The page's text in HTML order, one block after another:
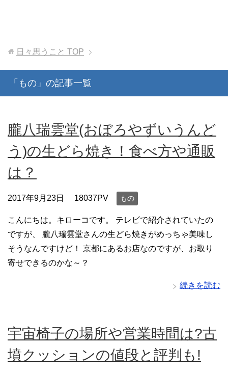
日々思うこと TOP
「もの」の記事一覧
朧八瑞雲堂(おぼろやずいうんど
う)の生どら焼き！食べ方や通販
は？
2017年9月23日 18037PV もの
こんにちは。キローコです。 テレビで紹介されていたの
ですが、 朧八瑞雲堂さんの生どら焼きがめっちゃ美味し
そうなんですけど！ 京都にあるお店なのですが、お取り
寄せできるのかな～？
続きを読む
宇宙椅子の場所や営業時間は?古
墳クッションの値段と評判も!